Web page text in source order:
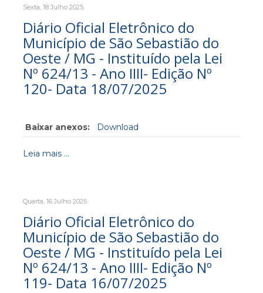
Sexta, 18 Julho 2025
Diário Oficial Eletrônico do
Município de São Sebastião do
Oeste / MG - Instituído pela Lei
Nº 624/13 - Ano IIII- Edição Nº
120- Data 18/07/2025
Baixar anexos: Download
Leia mais ...
Quarta, 16 Julho 2025
Diário Oficial Eletrônico do
Município de São Sebastião do
Oeste / MG - Instituído pela Lei
Nº 624/13 - Ano IIII- Edição Nº
119- Data 16/07/2025